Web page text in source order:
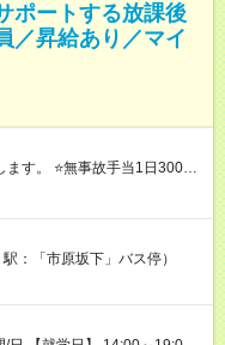
ポートする放課後
／昇給あり／マイ
1日300円
円含む。 ▼時給1500
同じです。
：「市原坂下」バス停）